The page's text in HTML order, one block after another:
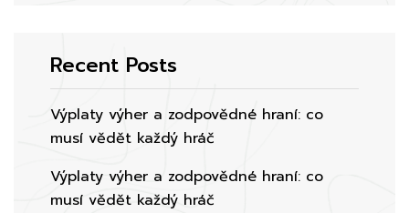
Recent Posts
Výplaty výher a zodpovědné hraní: co
musí vědět každý hráč
Výplaty výher a zodpovědné hraní: co
musí vědět každý hráč